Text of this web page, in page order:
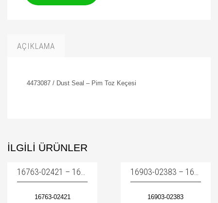
AÇIKLAMA
4473087 / Dust Seal – Pim Toz Keçesi
İLGILI ÜRÜNLER
16763-02421 16903-02383